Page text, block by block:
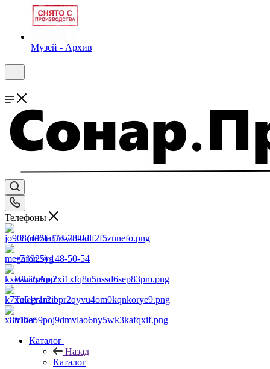
Музей - Архив
Телефоны
+7 (495) 374-78-22
+7 (925) 148-50-54
WhatsApp
Telegram
Viber
Каталог
Назад
Каталог